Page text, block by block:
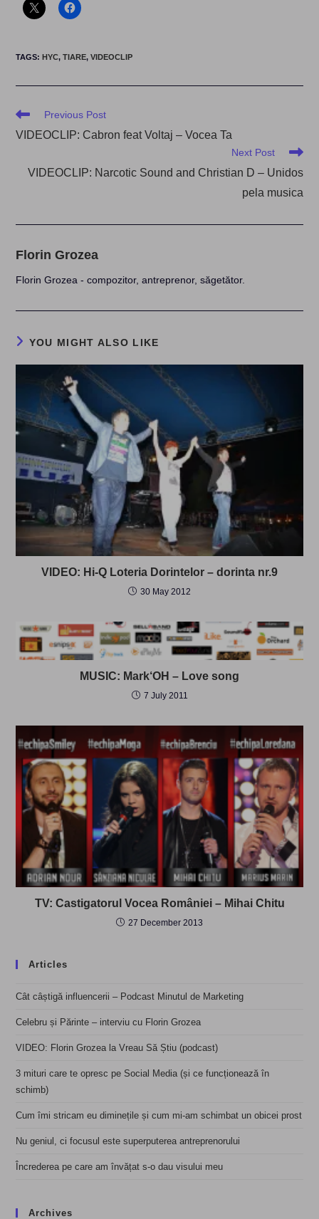
TAGS: HYC, TIARE, VIDEOCLIP
Read
articles
Previous Post
VIDEOCLIP: Cabron feat Voltaj – Vocea Ta
Next Post
VIDEOCLIP: Narcotic Sound and Christian D – Unidos
pela musica
Florin Grozea
Florin Grozea - compozitor, antreprenor, săgetător.
YOU MIGHT ALSO LIKE
VIDEO: Hi-Q Loteria Dorintelor – dorinta nr.9
30 May 2012
MUSIC: Mark‘OH – Love song
7 July 2011
TV: Castigatorul Vocea României – Mihai Chitu
27 December 2013
Articles
Cât câștigă influencerii – Podcast Minutul de Marketing
Celebru și Părinte – interviu cu Florin Grozea
VIDEO: Florin Grozea la Vreau Să Știu (podcast)
3 mituri care te opresc pe Social Media (și ce funcționează în
schimb)
Cum îmi stricam eu diminețile și cum mi-am schimbat un obicei prost
Nu geniul, ci focusul este superputerea antreprenorului
Încrederea pe care am învățat s-o dau visului meu
Archives